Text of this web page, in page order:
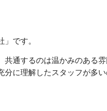
」です。
通するのは温かみのある雰
分に理解したスタッフが多